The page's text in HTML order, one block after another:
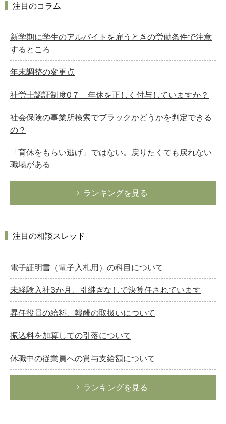
注目のコラム
新学期に学生のアルバイトを雇うときの労働条件で注意
するところ
年末調整の変更点
社労士認証制度0７ 年休を正しく付与していますか？
社会保険の事業所検索でブラックかどうかを判定できる
の？
「育休をもらい逃げ」ではない。戻りたくても戻れない
職場がある
ランキングを見る
注目の相談スレッド
電子証明書（電子入札用）の科目について
未経験入社3か月、引継ぎなしで決算任されています
昇任役員の給料、報酬の取扱いについて
振込料を加算しての引落について
休職中の従業員への賞与支給額について
ランキングを見る